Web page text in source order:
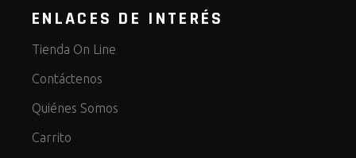
ENLACES DE INTERÉS
Tienda On Line
Contáctenos
Quiénes Somos
Carrito